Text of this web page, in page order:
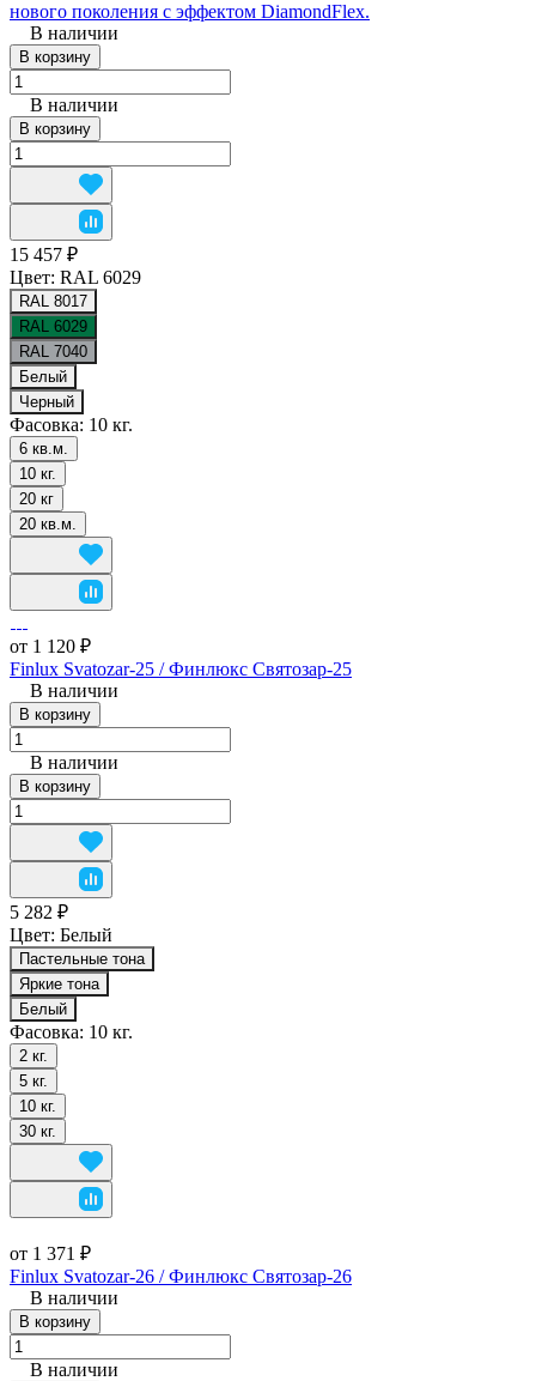
нового поколения с эффектом DiamondFlex.
В наличии
В корзину
В наличии
В корзину
15 457 ₽
Цвет: RAL 6029
RAL 8017
RAL 6029
RAL 7040
Белый
Черный
Фасовка: 10 кг.
6 кв.м.
10 кг.
20 кг
20 кв.м.
от 1 120 ₽
Finlux Svatozar-25 / Финлюкс Святозар-25
В наличии
В корзину
В наличии
В корзину
5 282 ₽
Цвет: Белый
Пастельные тона
Яркие тона
Белый
Фасовка: 10 кг.
2 кг.
5 кг.
10 кг.
30 кг.
от 1 371 ₽
Finlux Svatozar-26 / Финлюкс Святозар-26
В наличии
В корзину
В наличии